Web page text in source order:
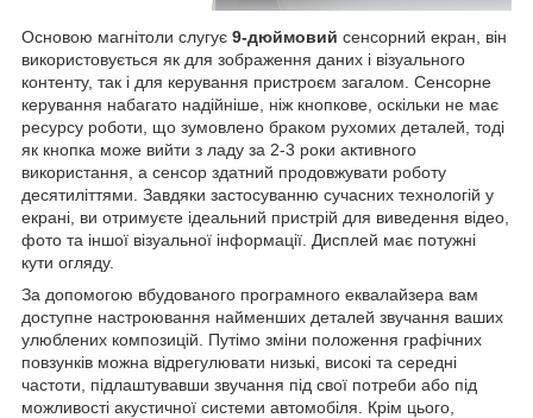
Основою магнітоли слугує 9-дюймовий сенсорний екран, він
використовується як для зображення даних і візуального
контенту, так і для керування пристроєм загалом. Сенсорне
керування набагато надійніше, ніж кнопкове, оскільки не має
ресурсу роботи, що зумовлено браком рухомих деталей, тоді
як кнопка може вийти з ладу за 2-3 роки активного
використання, а сенсор здатний продовжувати роботу
десятиліттями. Завдяки застосуванню сучасних технологій у
екрані, ви отримуєте ідеальний пристрій для виведення відео,
фото та іншої візуальної інформації. Дисплей має потужні
кути огляду.
За допомогою вбудованого програмного еквалайзера вам
доступне настроювання найменших деталей звучання ваших
улюблених композицій. Путімо зміни положення графічних
повзунків можна відрегулювати низькі, високі та середні
частоти, підлаштувавши звучання під свої потреби або під
можливості акустичної системи автомобіля. Крім цього,